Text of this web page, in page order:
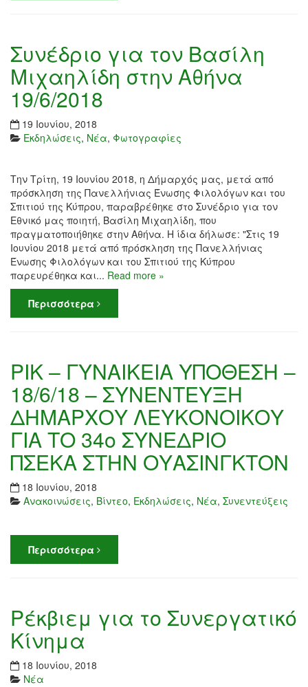
Συνέδριο για τον Βασίλη
Μιχαηλίδη στην Αθήνα
19/6/2018
19 Ιουνίου, 2018
Εκδηλώσεις, Νέα, Φωτογραφίες
Την Τρίτη, 19 Ιουνίου 2018, η Δήμαρχός μας, μετά από
πρόσκληση της Πανελλήνιας Ένωσης Φιλολόγων και του
Σπιτιού της Κύπρου, παραβρέθηκε στο Συνέδριο για τον
Εθνικό μας ποιητή, Βασίλη Μιχαηλίδη, που
πραγματοποιήθηκε στην Αθήνα. Η ίδια δήλωσε: "Στις 19
Ιουνίου 2018 μετά από πρόσκληση της Πανελλήνιας
Ένωσης Φιλολόγων και του Σπιτιού της Κύπρου
παρευρέθηκα και... Read more »
Περισσότερα
ΡΙΚ – ΓΥΝΑΙΚΕΙΑ ΥΠΟΘΕΣΗ –
18/6/18 – ΣΥΝΕΝΤΕΥΞΗ
ΔΗΜΑΡΧΟΥ ΛΕΥΚΟΝΟΙΚΟΥ
ΓΙΑ ΤΟ 34ο ΣΥΝΕΔΡΙΟ
ΠΣΕΚΑ ΣΤΗΝ ΟΥΑΣΙΝΓΚΤΟΝ
18 Ιουνίου, 2018
Ανακοινώσεις, Βίντεο, Εκδηλώσεις, Νέα, Συνεντεύξεις
Περισσότερα
Ρέκβιεμ για το Συνεργατικό
Κίνημα
18 Ιουνίου, 2018
Νέα